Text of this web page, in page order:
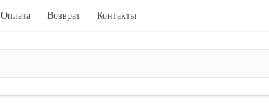
Оплата Возврат Контакты